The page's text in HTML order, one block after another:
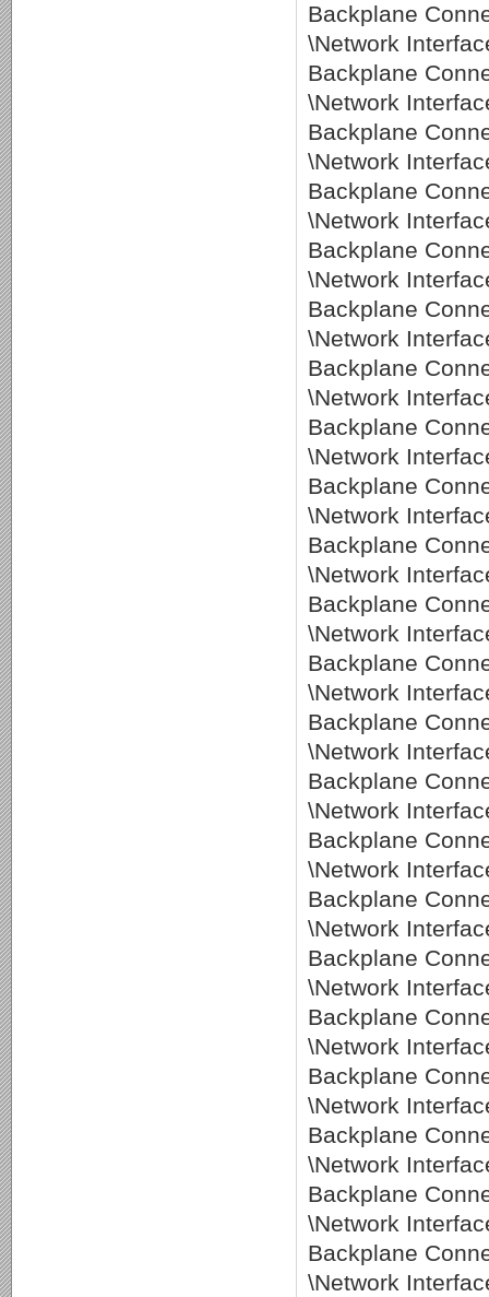
Backplane
\Network
Backplane
\Network
Backplane
\Network
Backplane
\Network
Backplane
\Network
Backplane
\Network
Backplane
\Network
Backplane
\Network
Backplane
\Network
Backplane
\Network
Backplane
\Network
Backplane
\Network
Backplane
\Network
Backplane
\Network
Backplane
\Network
Backplane
\Network
Backplane
\Network
Backplane
\Network
Backplane
\Network
Backplane
\Network
Backplane
\Network
Backplane
\Network